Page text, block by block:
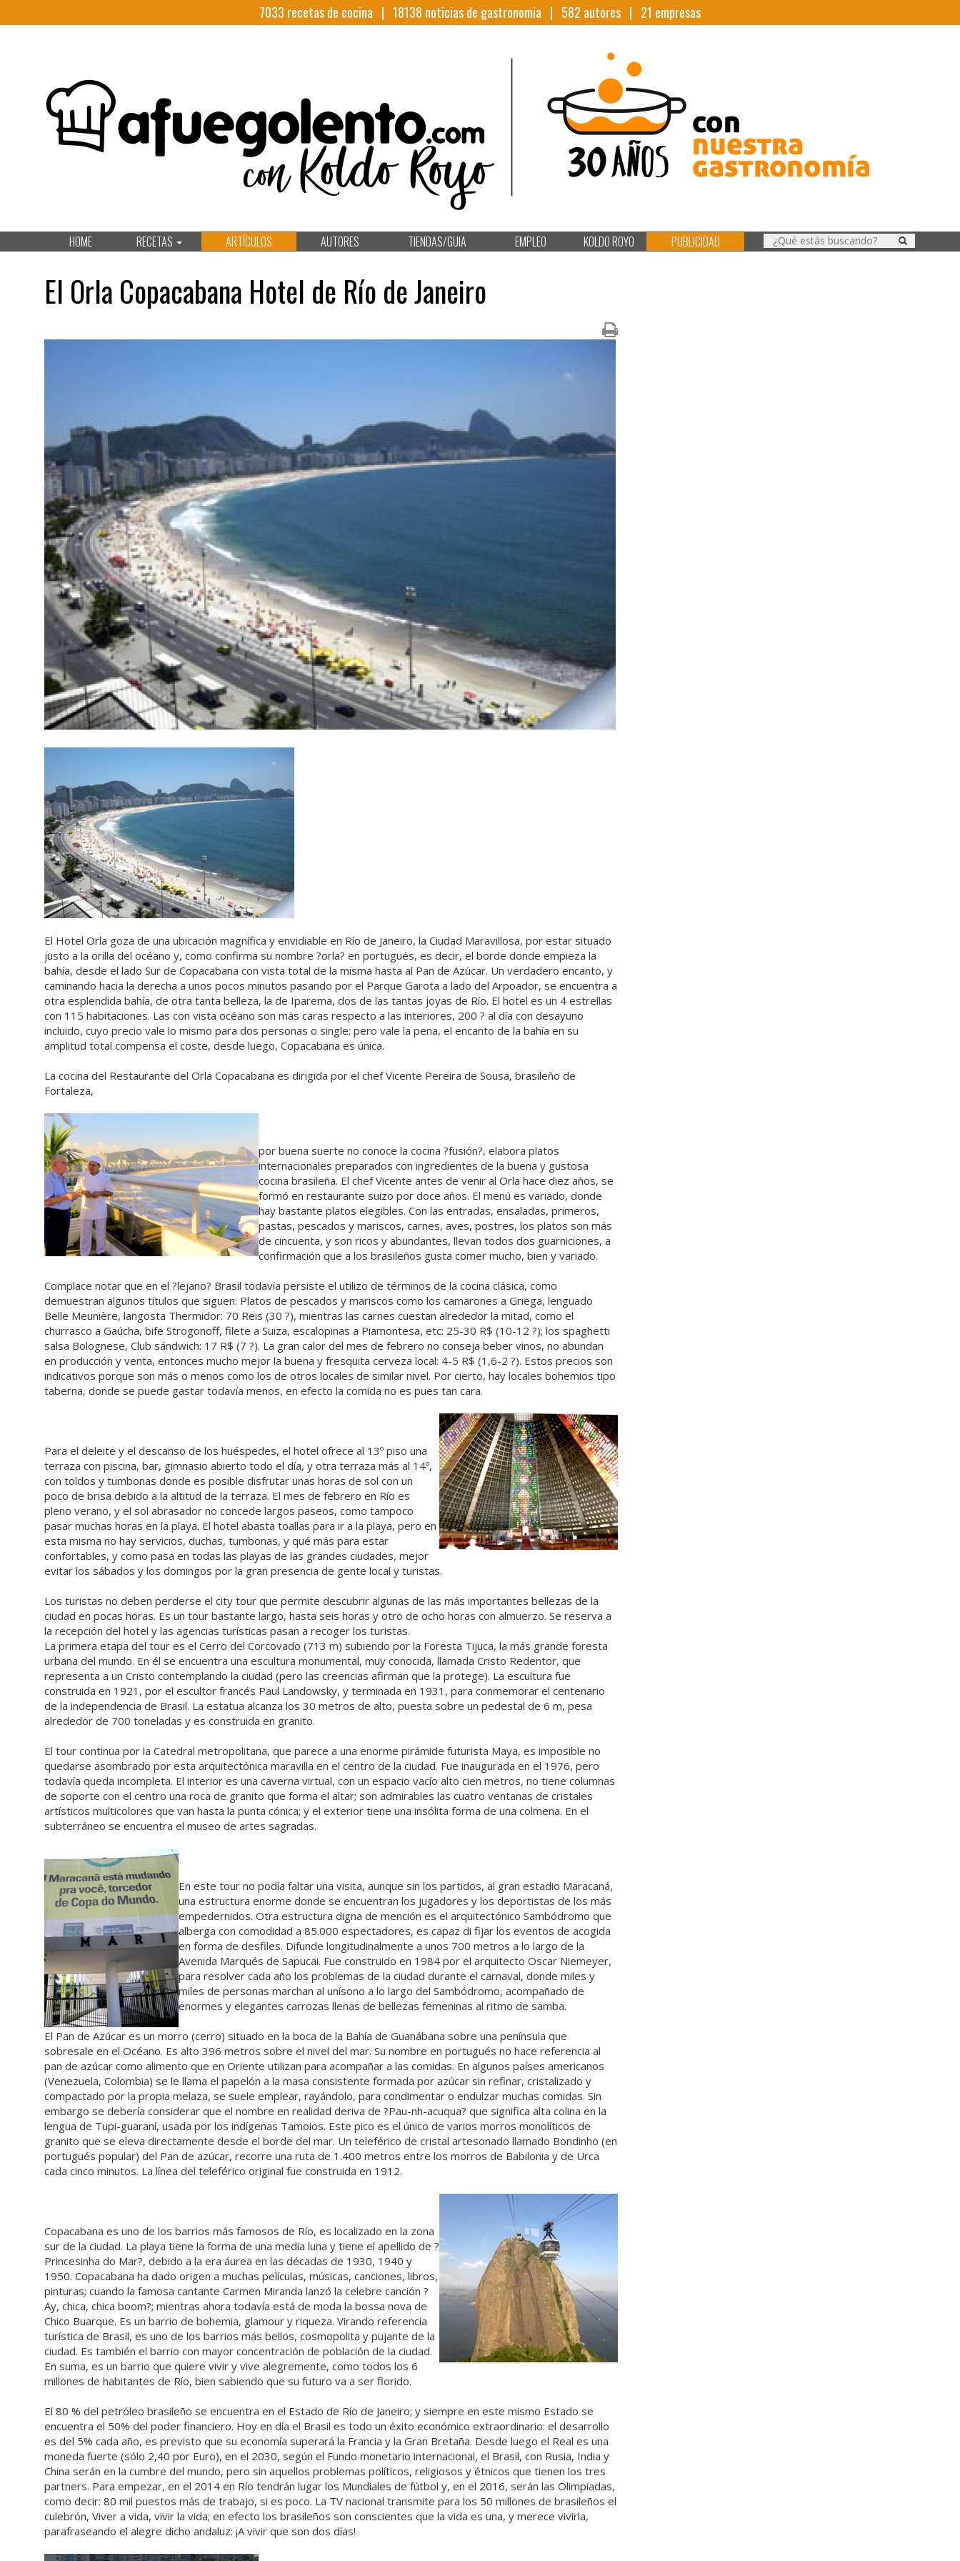
7033 recetas de cocina | 18138 noticias de gastronomia | 582 autores | 21 empresas
HOME RECETAS ARTÍCULOS AUTORES TIENDAS/GUIA EMPLEO KOLDO ROYO PUBLICIDAD
El Orla Copacabana Hotel de Río de Janeiro
El Hotel Orla goza de una ubicación magnífica y envidiable en Río de Janeiro, la Ciudad Maravillosa, por estar situado
justo a la orilla del océano y, como confirma su nombre ?orla? en portugués, es decir, el borde donde empieza la
bahía, desde el lado Sur de Copacabana con vista total de la misma hasta al Pan de Azúcar. Un verdadero encanto, y
caminando hacia la derecha a unos pocos minutos pasando por el Parque Garota a lado del Arpoador, se encuentra a
otra esplendida bahía, de otra tanta belleza, la de Iparema, dos de las tantas joyas de Río. El hotel es un 4 estrellas
con 115 habitaciones. Las con vista océano son más caras respecto a las interiores, 200 ? al día con desayuno
incluido, cuyo precio vale lo mismo para dos personas o single; pero vale la pena, el encanto de la bahía en su
amplitud total compensa el coste, desde luego, Copacabana es única.
La cocina del Restaurante del Orla Copacabana es dirigida por el chef Vicente Pereira de Sousa, brasileño de
Fortaleza,
por buena suerte no conoce la cocina ?fusión?, elabora platos
internacionales preparados con ingredientes de la buena y gustosa
cocina brasileña. El chef Vicente antes de venir al Orla hace diez años, se
formó en restaurante suizo por doce años. El menú es variado, donde
hay bastante platos elegibles. Con las entradas, ensaladas, primeros,
pastas, pescados y mariscos, carnes, aves, postres, los platos son más
de cincuenta, y son ricos y abundantes, llevan todos dos guarniciones, a
confirmación que a los brasileños gusta comer mucho, bien y variado.
Complace notar que en el ?lejano? Brasil todavía persiste el utilizo de términos de la cocina clásica, como
demuestran algunos títulos que siguen: Platos de pescados y mariscos como los camarones a Griega, lenguado
Belle Meunière, langosta Thermidor: 70 Reis (30 ?), mientras las carnes cuestan alrededor la mitad, como el
churrasco a Gaúcha, bife Strogonoff, filete a Suiza, escalopinas a Piamontesa, etc: 25-30 R$ (10-12 ?); los spaghetti
salsa Bolognese, Club sándwich: 17 R$ (7 ?). La gran calor del mes de febrero no conseja beber vinos, no abundan
en producción y venta, entonces mucho mejor la buena y fresquita cerveza local: 4-5 R$ (1,6-2 ?). Estos precios son
indicativos porque son más o menos como los de otros locales de similar nivel. Por cierto, hay locales bohemios tipo
taberna, donde se puede gastar todavía menos, en efecto la comida no es pues tan cara.
Para el deleite y el descanso de los huéspedes, el hotel ofrece al 13º piso una
terraza con piscina, bar, gimnasio abierto todo el día, y otra terraza más al 14º,
con toldos y tumbonas donde es posible disfrutar unas horas de sol con un
poco de brisa debido a la altitud de la terraza. El mes de febrero en Río es
pleno verano, y el sol abrasador no concede largos paseos, como tampoco
pasar muchas horas en la playa. El hotel abasta toallas para ir a la playa, pero en
esta misma no hay servicios, duchas, tumbonas, y qué más para estar
confortables, y como pasa en todas las playas de las grandes ciudades, mejor
evitar los sábados y los domingos por la gran presencia de gente local y turistas.
Los turistas no deben perderse el city tour que permite descubrir algunas de las más importantes bellezas de la
ciudad en pocas horas. Es un tour bastante largo, hasta seis horas y otro de ocho horas con almuerzo. Se reserva a
la recepción del hotel y las agencias turísticas pasan a recoger los turistas.
La primera etapa del tour es el Cerro del Corcovado (713 m) subiendo por la Foresta Tijuca, la más grande foresta
urbana del mundo. En él se encuentra una escultura monumental, muy conocida, llamada Cristo Redentor, que
representa a un Cristo contemplando la ciudad (pero las creencias afirman que la protege). La escultura fue
construida en 1921, por el escultor francés Paul Landowsky, y terminada en 1931, para conmemorar el centenario
de la independencia de Brasil. La estatua alcanza los 30 metros de alto, puesta sobre un pedestal de 6 m, pesa
alrededor de 700 toneladas y es construida en granito.
El tour continua por la Catedral metropolitana, que parece a una enorme pirámide futurista Maya, es imposible no
quedarse asombrado por esta arquitectónica maravilla en el centro de la ciudad. Fue inaugurada en el 1976, pero
todavía queda incompleta. El interior es una caverna virtual, con un espacio vacío alto cien metros, no tiene columnas
de soporte con el centro una roca de granito que forma el altar; son admirables las cuatro ventanas de cristales
artísticos multicolores que van hasta la punta cónica; y el exterior tiene una insólita forma de una colmena. En el
subterráneo se encuentra el museo de artes sagradas.
En este tour no podía faltar una visita, aunque sin los partidos, al gran estadio Maracaná,
una estructura enorme donde se encuentran los jugadores y los deportistas de los más
empedernidos. Otra estructura digna de mención es el arquitectónico Sambódromo que
alberga con comodidad a 85.000 espectadores, es capaz di fijar los eventos de acogida
en forma de desfiles. Difunde longitudinalmente a unos 700 metros a lo largo de la
Avenida Marqués de Sapucai. Fue construido en 1984 por el arquitecto Oscar Niemeyer,
para resolver cada año los problemas de la ciudad durante el carnaval, donde miles y
miles de personas marchan al unísono a lo largo del Sambódromo, acompañado de
enormes y elegantes carrozas llenas de bellezas femeninas al ritmo de samba.
El Pan de Azúcar es un morro (cerro) situado en la boca de la Bahía de Guanábana sobre una península que
sobresale en el Océano. Es alto 396 metros sobre el nivel del mar. Su nombre en portugués no hace referencia al
pan de azúcar como alimento que en Oriente utilizan para acompañar a las comidas. En algunos países americanos
(Venezuela, Colombia) se le llama el papelón a la masa consistente formada por azúcar sin refinar, cristalizado y
compactado por la propia melaza, se suele emplear, rayándolo, para condimentar o endulzar muchas comidas. Sin
embargo se debería considerar que el nombre en realidad deriva de ?Pau-nh-acuqua? que significa alta colina en la
lengua de Tupi-guaraní, usada por los indígenas Tamoios. Este pico es el único de varios morros monolíticos de
granito que se eleva directamente desde el borde del mar. Un teleférico de cristal artesonado llamado Bondinho (en
portugués popular) del Pan de azúcar, recorre una ruta de 1.400 metros entre los morros de Babilonia y de Urca
cada cinco minutos. La línea del teleférico original fue construida en 1912.
Copacabana es uno de los barrios más famosos de Río, es localizado en la zona
sur de la ciudad. La playa tiene la forma de una media luna y tiene el apellido de ?
Princesinha do Mar?, debido a la era áurea en las décadas de 1930, 1940 y
1950. Copacabana ha dado origen a muchas películas, músicas, canciones, libros,
pinturas; cuando la famosa cantante Carmen Miranda lanzó la celebre canción ?
Ay, chica, chica boom?; mientras ahora todavía está de moda la bossa nova de
Chico Buarque. Es un barrio de bohemia, glamour y riqueza. Virando referencia
turística de Brasil, es uno de los barrios más bellos, cosmopolita y pujante de la
ciudad. Es también el barrio con mayor concentración de población de la ciudad.
En suma, es un barrio que quiere vivir y vive alegremente, como todos los 6
millones de habitantes de Río, bien sabiendo que su futuro va a ser florido.
El 80 % del petróleo brasileño se encuentra en el Estado de Río de Janeiro; y siempre en este mismo Estado se
encuentra el 50% del poder financiero. Hoy en día el Brasil es todo un éxito económico extraordinario: el desarrollo
es del 5% cada año, es previsto que su economía superará la Francia y la Gran Bretaña. Desde luego el Real es una
moneda fuerte (sólo 2,40 por Euro), en el 2030, según el Fundo monetario internacional, el Brasil, con Rusia, India y
China serán en la cumbre del mundo, pero sin aquellos problemas políticos, religiosos y étnicos que tienen los tres
partners. Para empezar, en el 2014 en Río tendrán lugar los Mundiales de fútbol y, en el 2016, serán las Olimpiadas,
como decir: 80 mil puestos más de trabajo, si es poco. La TV nacional transmite para los 50 millones de brasileños el
culebrón, Viver a vida, vivir la vida; en efecto los brasileños son conscientes que la vida es una, y merece vivirla,
parafraseando el alegre dicho andaluz: ¡A vivir que son dos días!